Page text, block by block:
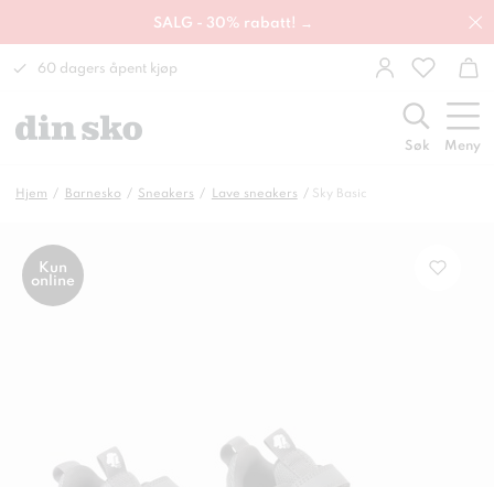
SALG - 30% rabatt! →
60 dagers åpent kjøp
Søk Meny
Hjem Barnesko Sneakers Lave sneakers Sky Basic
Kun
online